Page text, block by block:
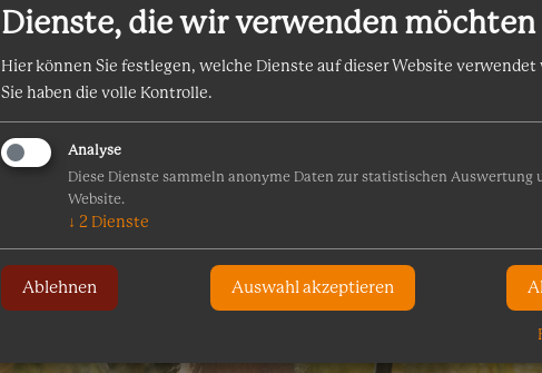
Dienste, die wir verwenden möchten
Hier können Sie festlegen, welche Dienste auf dieser Website verwendet
Sie haben die volle Kontrolle.
Analyse
Diese Dienste sammeln anonyme Daten zur statistischen
Website.
↓ 2 Dienste
Ablehnen Auswahl akzeptieren